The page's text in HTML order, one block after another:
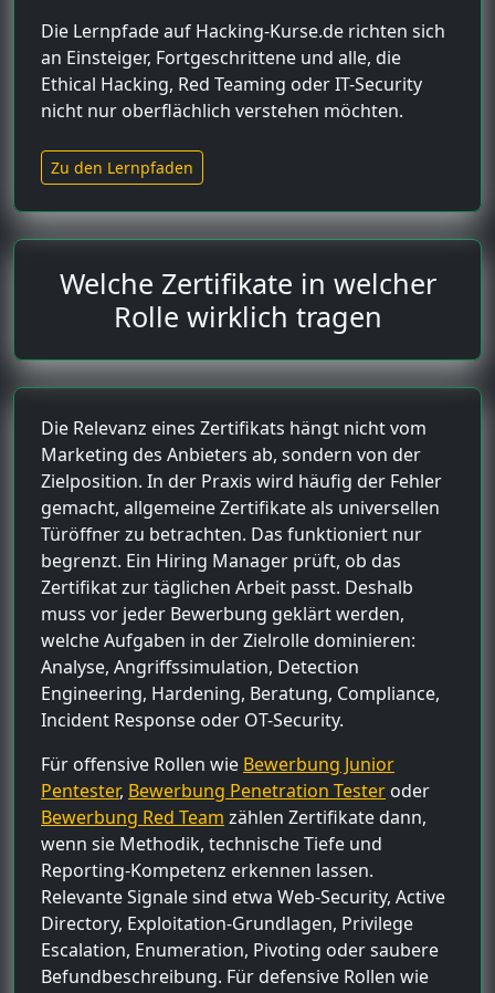
Die Lernpfade auf Hacking-Kurse.de richten sich
an Einsteiger, Fortgeschrittene und alle, die
Ethical Hacking, Red Teaming oder IT-Security
nicht nur oberflächlich verstehen möchten.
Zu den Lernpfaden
Welche Zertifikate in welcher
Rolle wirklich tragen
Die Relevanz eines Zertifikats hängt nicht vom
Marketing des Anbieters ab, sondern von der
Zielposition. In der Praxis wird häufig der Fehler
gemacht, allgemeine Zertifikate als universellen
Türöffner zu betrachten. Das funktioniert nur
begrenzt. Ein Hiring Manager prüft, ob das
Zertifikat zur täglichen Arbeit passt. Deshalb
muss vor jeder Bewerbung geklärt werden,
welche Aufgaben in der Zielrolle dominieren:
Analyse, Angriffssimulation, Detection
Engineering, Hardening, Beratung, Compliance,
Incident Response oder OT-Security.
Für offensive Rollen wie Bewerbung Junior
Pentester, Bewerbung Penetration Tester oder
Bewerbung Red Team zählen Zertifikate dann,
wenn sie Methodik, technische Tiefe und
Reporting-Kompetenz erkennen lassen.
Relevante Signale sind etwa Web-Security, Active
Directory, Exploitation-Grundlagen, Privilege
Escalation, Enumeration, Pivoting oder saubere
Befundbeschreibung. Für defensive Rollen wie